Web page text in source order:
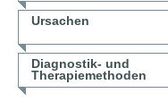
Ursachen
Diagnostik- und
Therapiemethoden